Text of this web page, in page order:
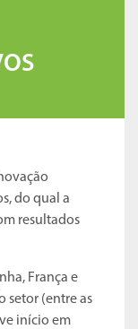
do qual a
resultados
França e
setor (entre as
início em